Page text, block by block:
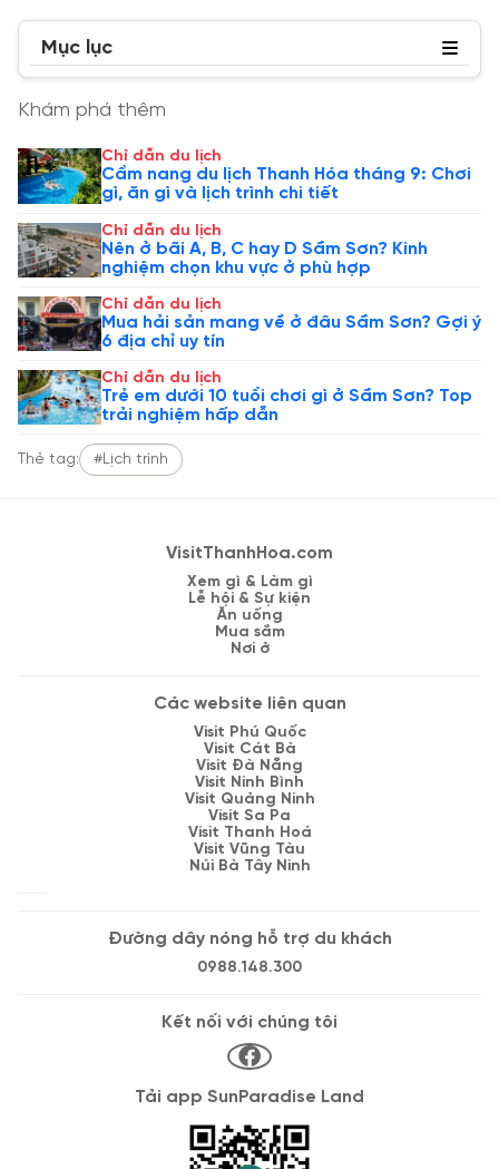
Mục lục
Khám phá thêm
Chỉ dẫn du lịch
Cẩm nang du lịch Thanh Hóa tháng 9: Chơi
gì, ăn gì và lịch trình chi tiết
Chỉ dẫn du lịch
Nên ở bãi A, B, C hay D Sầm Sơn? Kinh
nghiệm chọn khu vực ở phù hợp
Chỉ dẫn du lịch
Mua hải sản mang về ở đâu Sầm Sơn? Gợi ý
6 địa chỉ uy tín
Chỉ dẫn du lịch
Trẻ em dưới 10 tuổi chơi gì ở Sầm Sơn? Top
trải nghiệm hấp dẫn
Thẻ tag: #Lịch trình
VisitThanhHoa.com
Xem gì & Làm gì
Lễ hội & Sự kiện
Ăn uống
Mua sắm
Nơi ở
Các website liên quan
Visit Phú Quốc
Visit Cát Bà
Visit Đà Nẵng
Visit Ninh Bình
Visit Quảng Ninh
Visit Sa Pa
Visit Thanh Hoá
Visit Vũng Tàu
Núi Bà Tây Ninh
Đường dây nóng hỗ trợ du khách
0988.148.300
Kết nối với chúng tôi
Tải app SunParadise Land